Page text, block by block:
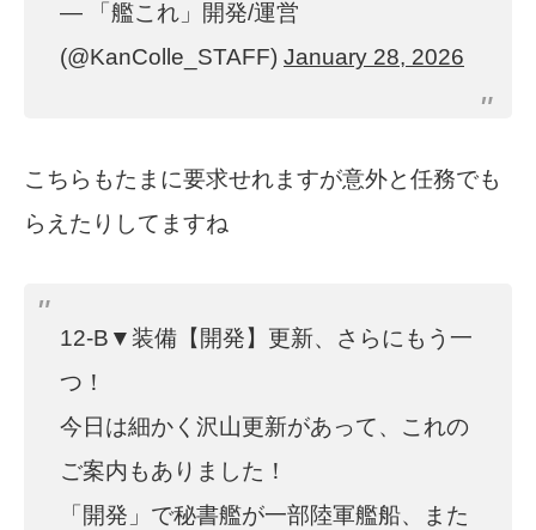
— 「艦これ」開発/運営
(@KanColle_STAFF) January 28, 2026
こちらもたまに要求せれますが意外と任務でも
らえたりしてますね
12-B▼装備【開発】更新、さらにもう一
つ！
今日は細かく沢山更新があって、これの
ご案内もありました！
「開発」で秘書艦が一部陸軍艦船、また